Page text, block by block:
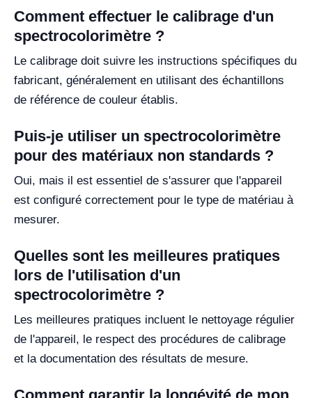
Comment effectuer le calibrage d'un
spectrocolorimètre ?
Le calibrage doit suivre les instructions spécifiques du
fabricant, généralement en utilisant des échantillons
de référence de couleur établis.
Puis-je utiliser un spectrocolorimètre
pour des matériaux non standards ?
Oui, mais il est essentiel de s'assurer que l'appareil
est configuré correctement pour le type de matériau à
mesurer.
Quelles sont les meilleures pratiques
lors de l'utilisation d'un
spectrocolorimètre ?
Les meilleures pratiques incluent le nettoyage régulier
de l'appareil, le respect des procédures de calibrage
et la documentation des résultats de mesure.